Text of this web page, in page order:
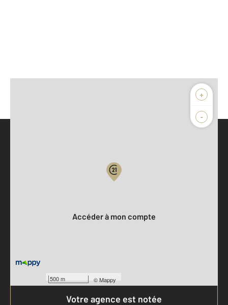
+
-
500 m ©Mappy
Accéder à mon compte
Votre agence est notée